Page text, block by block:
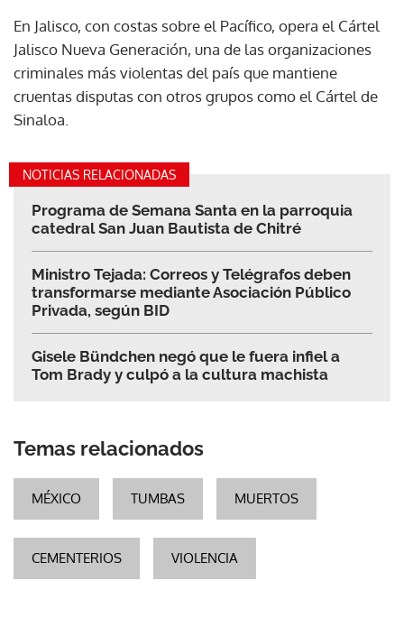
En Jalisco, con costas sobre el Pacífico, opera el Cártel
Jalisco Nueva Generación, una de las organizaciones
criminales más violentas del país que mantiene
cruentas disputas con otros grupos como el Cártel de
Sinaloa.
NOTICIAS RELACIONADAS
Programa de Semana Santa en la parroquia
catedral San Juan Bautista de Chitré
Ministro Tejada: Correos y Telégrafos deben
transformarse mediante Asociación Público
Privada, según BID
Gisele Bündchen negó que le fuera infiel a
Tom Brady y culpó a la cultura machista
Temas relacionados
MÉXICO TUMBAS MUERTOS
CEMENTERIOS VIOLENCIA